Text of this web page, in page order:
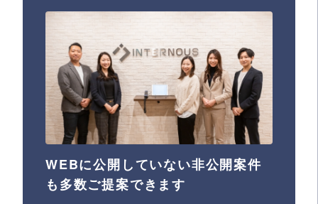
WEBに公開していない非公開案件
も多数ご提案できます